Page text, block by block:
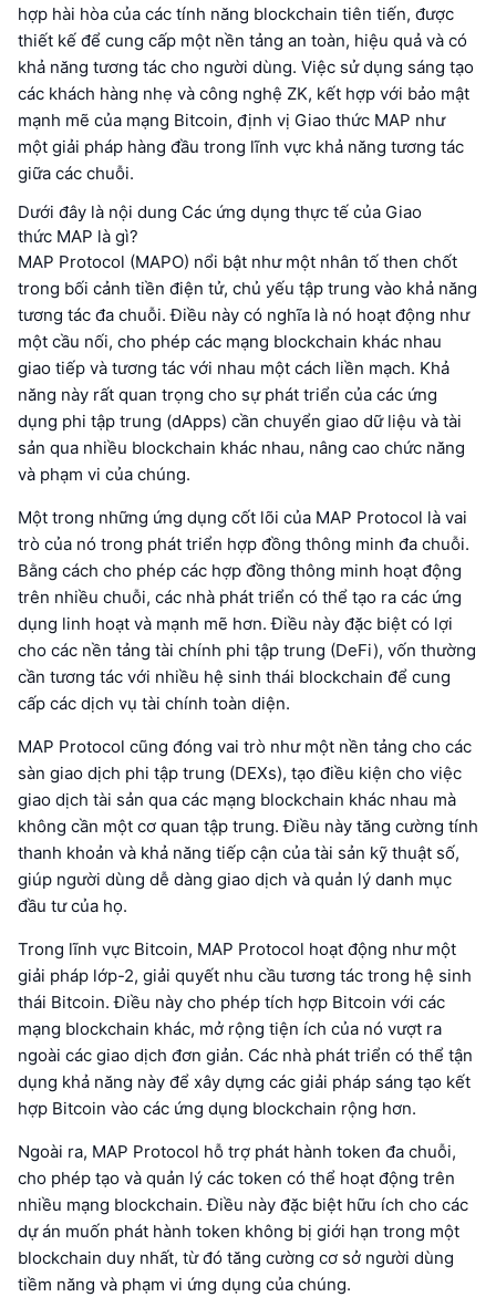
hợp hài hòa của các tính năng blockchain tiên tiến, được
thiết kế để cung cấp một nền tảng an toàn, hiệu quả và có
khả năng tương tác cho người dùng. Việc sử dụng sáng tạo
các khách hàng nhẹ và công nghệ ZK, kết hợp với bảo mật
mạnh mẽ của mạng Bitcoin, định vị Giao thức MAP như
một giải pháp hàng đầu trong lĩnh vực khả năng tương tác
giữa các chuỗi.
Dưới đây là nội dung Các ứng dụng thực tế của Giao
thức MAP là gì?
MAP Protocol (MAPO) nổi bật như một nhân tố then chốt
trong bối cảnh tiền điện tử, chủ yếu tập trung vào khả năng
tương tác đa chuỗi. Điều này có nghĩa là nó hoạt động như
một cầu nối, cho phép các mạng blockchain khác nhau
giao tiếp và tương tác với nhau một cách liền mạch. Khả
năng này rất quan trọng cho sự phát triển của các ứng
dụng phi tập trung (dApps) cần chuyển giao dữ liệu và tài
sản qua nhiều blockchain khác nhau, nâng cao chức năng
và phạm vi của chúng.
Một trong những ứng dụng cốt lõi của MAP Protocol là vai
trò của nó trong phát triển hợp đồng thông minh đa chuỗi.
Bằng cách cho phép các hợp đồng thông minh hoạt động
trên nhiều chuỗi, các nhà phát triển có thể tạo ra các ứng
dụng linh hoạt và mạnh mẽ hơn. Điều này đặc biệt có lợi
cho các nền tảng tài chính phi tập trung (DeFi), vốn thường
cần tương tác với nhiều hệ sinh thái blockchain để cung
cấp các dịch vụ tài chính toàn diện.
MAP Protocol cũng đóng vai trò như một nền tảng cho các
sàn giao dịch phi tập trung (DEXs), tạo điều kiện cho việc
giao dịch tài sản qua các mạng blockchain khác nhau mà
không cần một cơ quan tập trung. Điều này tăng cường tính
thanh khoản và khả năng tiếp cận của tài sản kỹ thuật số,
giúp người dùng dễ dàng giao dịch và quản lý danh mục
đầu tư của họ.
Trong lĩnh vực Bitcoin, MAP Protocol hoạt động như một
giải pháp lớp-2, giải quyết nhu cầu tương tác trong hệ sinh
thái Bitcoin. Điều này cho phép tích hợp Bitcoin với các
mạng blockchain khác, mở rộng tiện ích của nó vượt ra
ngoài các giao dịch đơn giản. Các nhà phát triển có thể tận
dụng khả năng này để xây dựng các giải pháp sáng tạo kết
hợp Bitcoin vào các ứng dụng blockchain rộng hơn.
Ngoài ra, MAP Protocol hỗ trợ phát hành token đa chuỗi,
cho phép tạo và quản lý các token có thể hoạt động trên
nhiều mạng blockchain. Điều này đặc biệt hữu ích cho các
dự án muốn phát hành token không bị giới hạn trong một
blockchain duy nhất, từ đó tăng cường cơ sở người dùng
tiềm năng và phạm vi ứng dụng của chúng.